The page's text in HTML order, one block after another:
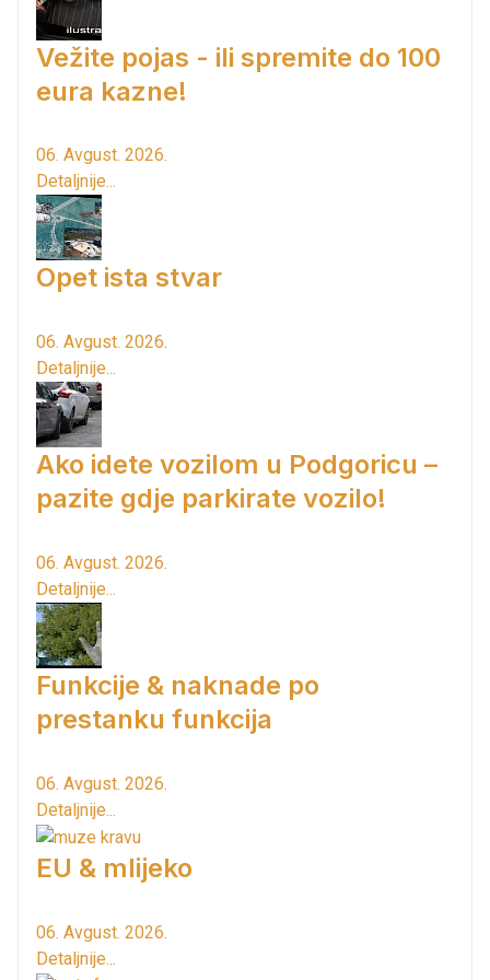
Vežite pojas - ili spremite do 100
eura kazne!
06. Avgust. 2026.
Detaljnije...
Opet ista stvar
06. Avgust. 2026.
Detaljnije...
Ako idete vozilom u Podgoricu –
pazite gdje parkirate vozilo!
06. Avgust. 2026.
Detaljnije...
Funkcije & naknade po
prestanku funkcija
06. Avgust. 2026.
Detaljnije...
EU & mlijeko
06. Avgust. 2026.
Detaljnije...